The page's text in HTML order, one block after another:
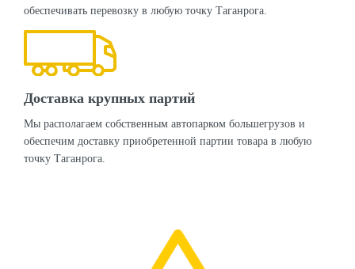
обеспечивать перевозку в любую точку Таганрога.
Доставка крупных партий
Мы располагаем собственным автопарком большегрузов и
обеспечим доставку приобретенной партии товара в любую
точку Таганрога.